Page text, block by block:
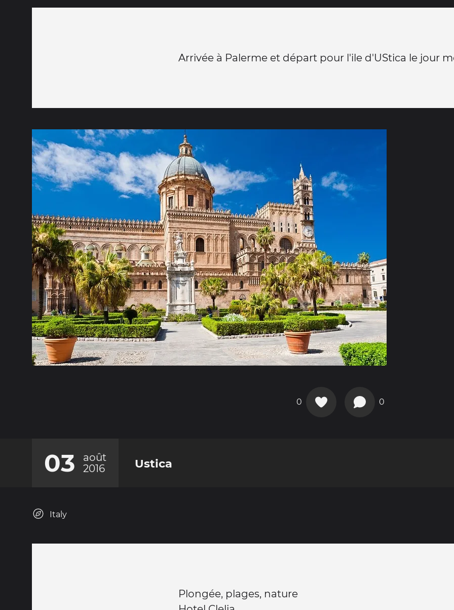
Arrivée à Palerme et départ pour l'ile d'UStica le jour
0 0
03
août
2016
Ustica
Italy
Plongée, plages, nature